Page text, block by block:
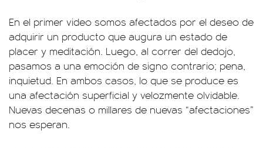
En el primer video somos afectados por el deseo de
adquirir un producto que augura un estado de
placer y meditación. Luego, al correr del dedojo,
pasamos a una emoción de signo contrario; pena,
inquietud. En ambos casos, lo que se produce es
una afectación superficial y velozmente olvidable.
Nuevas decenas o millares de nuevas “afectaciones”
nos esperan.